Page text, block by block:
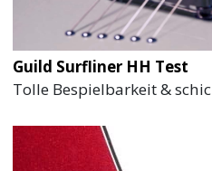
Guild Surfliner HH Test
Tolle Bespielbarkeit &